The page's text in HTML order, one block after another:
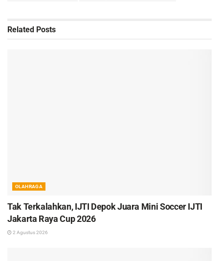
Related Posts
OLAHRAGA
Tak Terkalahkan, IJTI Depok Juara Mini Soccer IJTI
Jakarta Raya Cup 2026
2 Agustus 2026